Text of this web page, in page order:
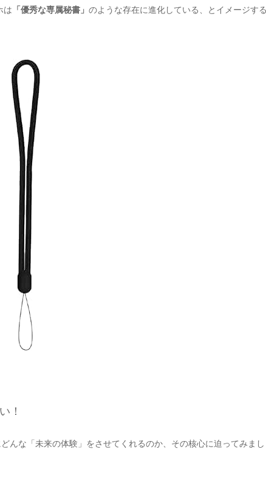
は 「優秀な専属秘書」 のような存在に進化している、とイメージす
！
んな「未来の体験」をさせてくれるのか、その核心に迫ってみまし